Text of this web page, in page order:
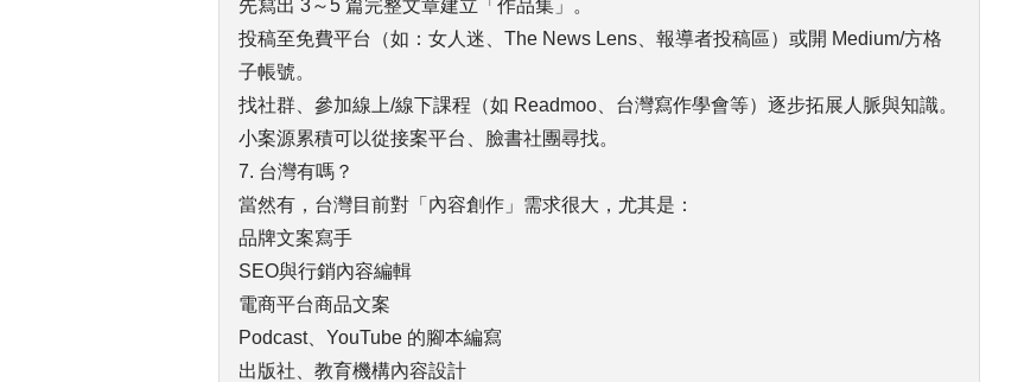
先寫出 3～5 篇完整文章建立「作品集」。
投稿至免費平台（如：女人迷、The News Lens、報導者投稿區）或開 Medium/方格
子帳號。
找社群、參加線上/線下課程（如 Readmoo、台灣寫作學會等）逐步拓展人脈與知識。
小案源累積可以從接案平台、臉書社團尋找。
7. 台灣有嗎？
當然有，台灣目前對「內容創作」需求很大，尤其是：
品牌文案寫手
SEO與行銷內容編輯
電商平台商品文案
Podcast、YouTube 的腳本編寫
出版社、教育機構內容設計